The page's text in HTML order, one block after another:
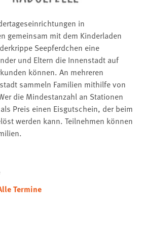
in
gemeinsam mit dem Kinderladen
Seepferdchen eine
und Eltern die Innenstadt auf
können. An mehreren
sammeln Familien mithilfe von
die Mindestanzahl an Stationen
Preis einen Eisgutschein, der beim
werden kann. Teilnehmen können
Termine